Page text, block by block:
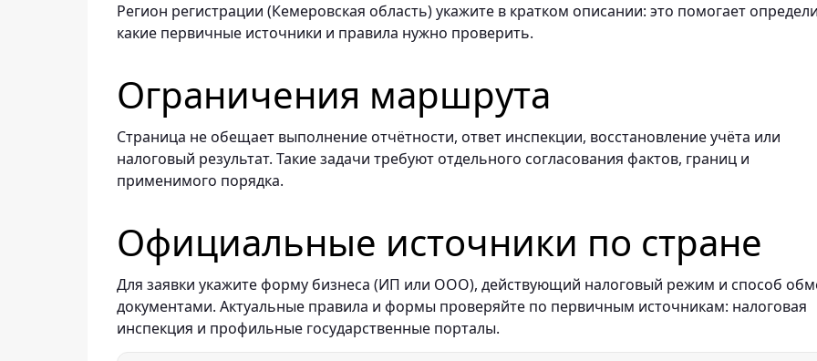
Регион регистрации (Кемеровская область) укажите в кратком описании: это помогает
какие первичные источники и правила нужно проверить.
Ограничения маршрута
Страница не обещает выполнение отчётности, ответ инспекции, восстановление учёта или
налоговый результат. Такие задачи требуют отдельного согласования фактов, границ и
применимого порядка.
Официальные источники по стране
Для заявки укажите форму бизнеса (ИП или ООО), действующий налоговый режим и способ
документами. Актуальные правила и формы проверяйте по первичным источникам: налоговая
инспекция и профильные государственные порталы.